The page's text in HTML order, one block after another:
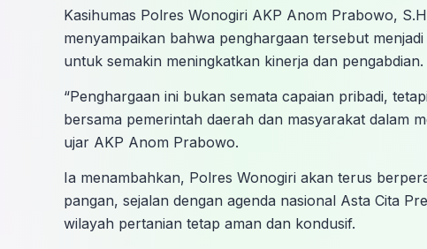
Kasihumas Polres Wonogiri AKP Anom Prabowo,
menyampaikan bahwa penghargaan tersebut
untuk semakin meningkatkan kinerja dan pengabdian.
“Penghargaan ini bukan semata capaian pribadi,
bersama pemerintah daerah dan masyarakat dalam
ujar AKP Anom Prabowo.
Ia menambahkan, Polres Wonogiri akan terus
pangan, sejalan dengan agenda nasional Asta Cita
wilayah pertanian tetap aman dan kondusif.